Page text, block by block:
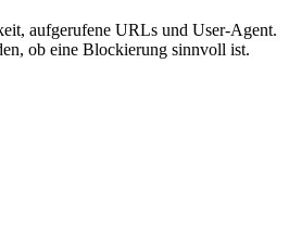
aufgerufene URLs und User-Agent.
ob eine Blockierung sinnvoll ist.